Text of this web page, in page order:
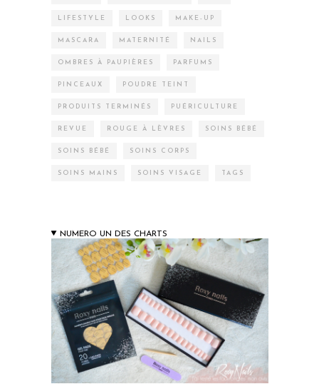
LIFESTYLE LOOKS MAKE-UP
MASCARA MATERNITÉ NAILS
OMBRES À PAUPIÈRES PARFUMS
PINCEAUX POUDRE TEINT
PRODUITS TERMINÉS PUÉRICULTURE
REVUE ROUGE À LÈVRES SOINS BÉBÉ
SOINS BÉBÉ SOINS CORPS
SOINS MAINS SOINS VISAGE TAGS
NUMERO UN DES CHARTS